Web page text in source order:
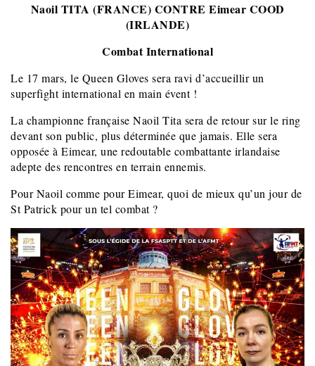
Naoil TITA (FRANCE) CONTRE Eimear COOD
(IRLANDE)
Combat International
Le 17 mars, le Queen Gloves sera ravi d’accueillir un
superfight international en main évent !
La championne française Naoil Tita sera de retour sur le ring
devant son public, plus déterminée que jamais. Elle sera
opposée à Eimear, une redoutable combattante irlandaise
adepte des rencontres en terrain ennemis.
Pour Naoil comme pour Eimear, quoi de mieux qu’un jour de
St Patrick pour un tel combat ?